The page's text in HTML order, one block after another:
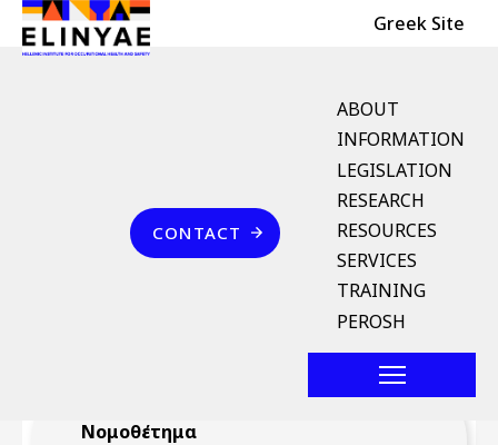
Skip to main content
Header Top Greek Site
English Menu
ABOUT
INFORMATION
LEGISLATION
RESEARCH
RESOURCES
SERVICES
TRAINING
PEROSH
Επικοινωνία
CONTACT
Breadcrumb
Υ.Α. οικ. 44027/ΔΤΒΝ
742/2018 (ΦΕΚ 1506/Β`
Νομοθέτημα